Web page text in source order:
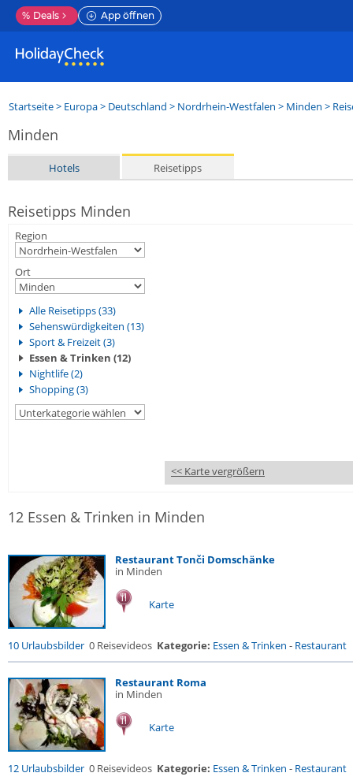
% Deals App öffnen
Startseite> Europa> Deutschland > Nordrhein-Westfalen > Minden >
Minden
Hotels Reisetipps
Reisetipps Minden
Region
Ort
Alle Reisetipps (33)
Sehenswürdigkeiten (13)
Sport & Freizeit (3)
Essen & Trinken (12)
Nightlife (2)
Shopping (3)
<< Karte vergrößern
12 Essen & Trinken in Minden
Restaurant Tonči Domschänke
in Minden
Karte
10 Urlaubsbilder 0 Reisevideos Kategorie: Essen & Trinken - Restaurant
Restaurant Roma
in Minden
Karte
12 Urlaubsbilder 0 Reisevideos Kategorie: Essen & Trinken - Restaurant